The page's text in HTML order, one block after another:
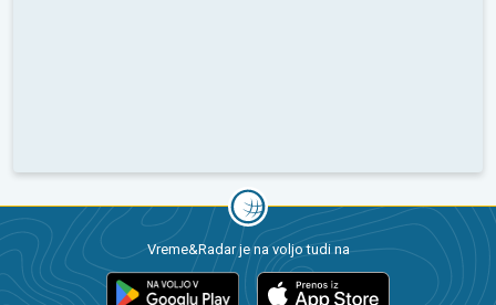
Vreme&Radar je na voljo tudi na